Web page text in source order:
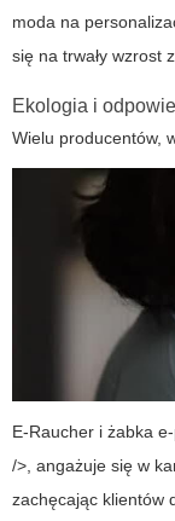
moda na
się na trwały wzrost
Ekologia i
Wielu producentów,
E-Raucher i żabka
/>, angażuje się w
zachęcając klientów